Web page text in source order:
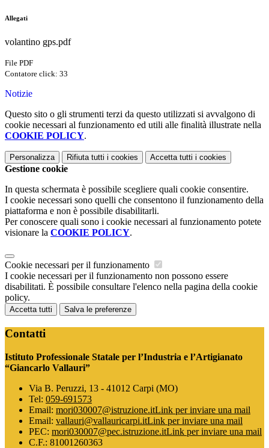
Allegati
volantino gps.pdf
File PDF
Contatore click: 33
Notizie
Questo sito o gli strumenti terzi da questo utilizzati si avvalgono di
cookie necessari al funzionamento ed utili alle finalità illustrate nella
COOKIE POLICY.
Personalizza Rifiuta tutti i cookies Accetta tutti i cookies
Gestione cookie
In questa schermata è possibile scegliere quali cookie consentire.
I cookie necessari sono quelli che consentono il funzionamento della
piattaforma e non è possibile disabilitarli.
Per conoscere quali sono i cookie necessari al funzionamento potete
visionare la COOKIE POLICY.
Cookie necessari per il funzionamento
I cookie necessari per il funzionamento non possono essere
disabilitati. È possibile consultare l'elenco nella pagina della cookie
policy.
Accetta tutti Salva le preferenze
Contatti
Istituto Professionale Statale per l’Industria e l’Artigianato
“Giancarlo Vallauri”
Via B. Peruzzi, 13 - 41012 Carpi (MO)
Tel: 059-691573
Email: mori030007@istruzione.itLink per inviare una mail
Email: vallauri@vallauricarpi.itLink per inviare una mail
PEC: mori030007@pec.istruzione.itLink per inviare una mail
C.F.: 81001260363